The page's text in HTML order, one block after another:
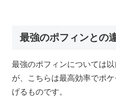
最強のポフィンとの
最強のポフィンについては
が、こちらは最高効率でポ
げるものです。